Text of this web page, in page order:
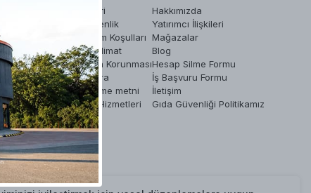
Sipariş İşlemleri
Gizlilik ve Güvenlik
İade ve Değişim Koşulları
Ödeme ve Teslimat
Kişisel Verilerin Korunması
Kurumsal Fatura
ETK bilgilendirme metni
Bilgi Toplumu Hizmetleri
Hakkımızda
Yatırımcı İlişkileri
Mağazalar
Blog
Hesap Silme Formu
İş Başvuru Formu
İletişim
Gıda Güvenliği Politikamız